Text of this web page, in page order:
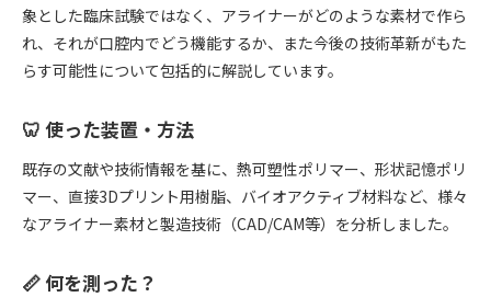
象とした臨床試験ではなく、アライナーがどのような素材で作ら
れ、それが口腔内でどう機能するか、また今後の技術革新がもた
らす可能性について包括的に解説しています。
🦷 使った装置・方法
既存の文献や技術情報を基に、熱可塑性ポリマー、形状記憶ポリ
マー、直接3Dプリント用樹脂、バイオアクティブ材料など、様々
なアライナー素材と製造技術（CAD/CAM等）を分析しました。
📏 何を測った？